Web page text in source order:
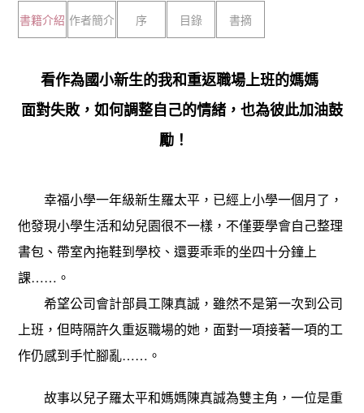
書籍介紹 作者簡介 序 目錄 書摘
看作為國小新生的我和重返職場上班的媽媽
面對失敗，如何調整自己的情緒，也為彼此加油鼓
勵！
幸福小學一年級新生羅太平，已經上小學一個月了，
他發現小學生活和幼兒園很不一樣，不僅要學會自己整理
書包、帶室內拖鞋到學校、還要乖乖的坐四十分鐘上
課……。
希望公司會計部員工陳真誠，雖然不是第一次到公司
上班，但時隔許久重返職場的她，面對一項接著一項的工
作仍感到手忙腳亂……。
故事以兒子羅太平和媽媽陳真誠為雙主角，一位是重